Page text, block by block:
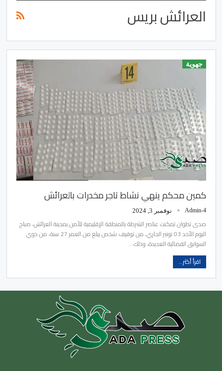
العرائش بريس
جهوية
كمين محكم ينهي نشاط تاجر مخدرات بالعرائش
Admin-4 نوفمبر 3, 2024
صدى تطوان تمكنت عناصر الشرطة بالمنطقة الإقليمية للأمن بمدينة العرائش، صباح
اليوم الأحد 03 نونبر الجاري، من توقيف شخص يبلغ من العمر 27 سنة، من ذوي
السوابق القضائية العديدة، وذلك…
اقرأ أكثر...